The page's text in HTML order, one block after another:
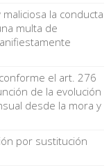
la conducta
multa de
el art. 276
de la evolución
desde la mora y
por sustitución